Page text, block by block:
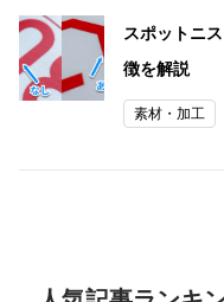
スポットニ
徴を解説
素材・加工